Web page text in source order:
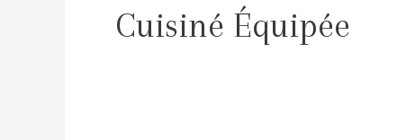
Cuisiné Équipée